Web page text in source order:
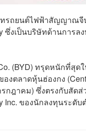
รถยนต์ไฟฟ้าสัญญาณ
ซึ่งเป็นบริษัทด้านการ
(BYD) ทรุดหนักที่สุด
ตลาดหุ้นฮ่องกง
กฎาคม) ซึ่งตรงกับสัดส่
Inc. ของนักลงทุนระดั